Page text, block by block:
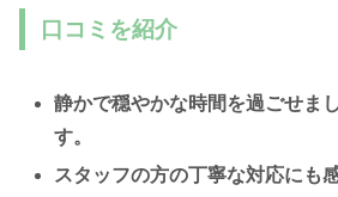
口コミを紹介
静かで穏やかな時間を過ごせま
す。
スタッフの方の丁寧な対応にも